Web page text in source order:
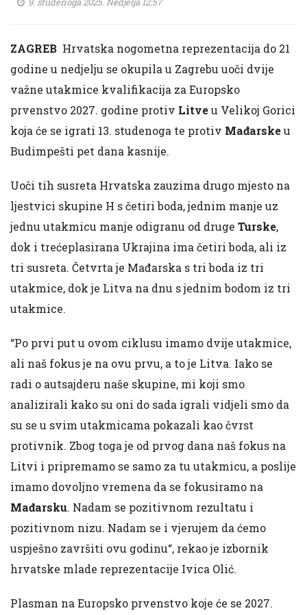
ZAGREB Hrvatska nogometna reprezentacija do 21
godine u nedjelju se okupila u Zagrebu uoči dvije
važne utakmice kvalifikacija za Europsko
prvenstvo 2027. godine protiv Litveu Velikoj Gorici
koja će se igrati 13. studenoga te protiv Mađarskeu
Budimpešti pet dana kasnije.
Uoči tih susreta Hrvatska zauzima drugo mjesto na
ljestvici skupine H s četiri boda, jednim manje uz
jednu utakmicu manje odigranu od druge Turske,
dok i trećeplasirana Ukrajina ima četiri boda, ali iz
tri susreta. Četvrta je Mađarska s tri boda iz tri
utakmice, dok je Litva na dnu s jednim bodom iz tri
utakmice.
“Po prvi put u ovom ciklusu imamo dvije utakmice,
ali naš fokus je na ovu prvu, a to je Litva. Iako se
radi o autsajderu naše skupine, mi koji smo
analizirali kako su oni do sada igrali vidjeli smo da
su se u svim utakmicama pokazali kao čvrst
protivnik. Zbog toga je od prvog dana naš fokus na
Litvi i pripremamo se samo za tu utakmicu, a poslije
imamo dovoljno vremena da se fokusiramo na
Mađarsku. Nadam se pozitivnom rezultatu i
pozitivnom nizu. Nadam se i vjerujem da ćemo
uspješno završiti ovu godinu“, rekao je izbornik
hrvatske mlade reprezentacije Ivica Olić.
Plasman na Europsko prvenstvo koje će se 2027.